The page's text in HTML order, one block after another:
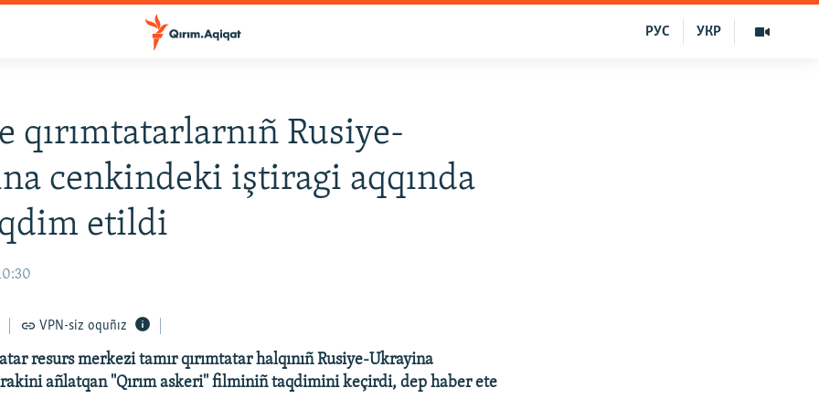
УКР
РУС
qırımtatarlarnıñ Rusiye-
cenkindeki iştiragi aqqında
etildi
VPN-siz oquñız
resurs merkezi tamır qırımtatar halqınıñ Rusiye-Ukrayina
añlatqan ''Qırım askeri'' filminiñ taqdimini keçirdi, dep haber ete